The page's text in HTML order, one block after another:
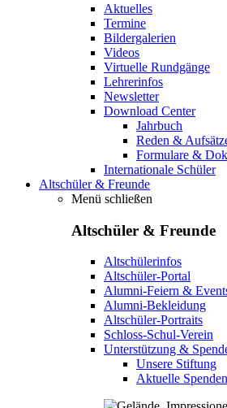
Aktuelles
Termine
Bildergalerien
Videos
Virtuelle Rundgänge
Lehrerinfos
Newsletter
Download Center
Jahrbuch
Reden &
Formulare &
Internationale Schüler
Altschüler & Freunde
Menü schließen
Altschüler & Freunde
Altschülerinfos
Altschüler-Portal
Alumni-Feiern &
Alumni-Bekleidung
Altschüler-Portraits
Schloss-Schul-Verein
Unterstützung &
Unsere Stiftung
Aktuelle